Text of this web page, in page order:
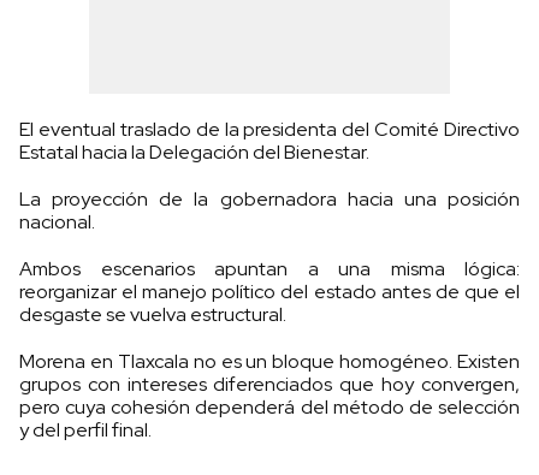
El eventual traslado de la presidenta del Comité Directivo
Estatal hacia la Delegación del Bienestar.
La proyección de la gobernadora hacia una posición
nacional.
Ambos escenarios apuntan a una misma lógica:
reorganizar el manejo político del estado antes de que el
desgaste se vuelva estructural.
Morena en Tlaxcala no es un bloque homogéneo. Existen
grupos con intereses diferenciados que hoy convergen,
pero cuya cohesión dependerá del método de selección
y del perfil final.